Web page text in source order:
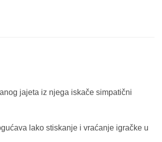
jajeta iz njega iskače simpatični
lako stiskanje i vraćanje igračke u